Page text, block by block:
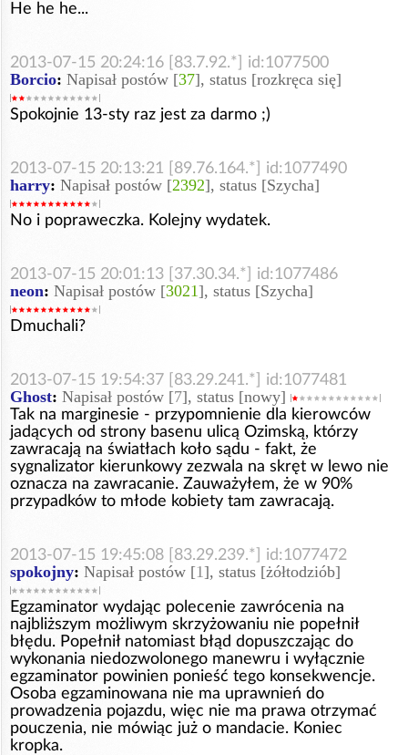
He he he...
2013-07-15 20:24:16 [83.7.92.*] id:1077500
Borcio: Napisał postów [37], status [rozkręca się]
Spokojnie 13-sty raz jest za darmo ;)
2013-07-15 20:13:21 [89.76.164.*] id:1077490
harry: Napisał postów [2392], status [Szycha]
No i popraweczka. Kolejny wydatek.
2013-07-15 20:01:13 [37.30.34.*] id:1077486
neon: Napisał postów [3021], status [Szycha]
Dmuchali?
2013-07-15 19:54:37 [83.29.241.*] id:1077481
Ghost: Napisał postów [7], status [nowy]
Tak na marginesie - przypomnienie dla kierowców
jadących od strony basenu ulicą Ozimską, którzy
zawracają na światłach koło sądu - fakt, że
sygnalizator kierunkowy zezwala na skręt w lewo nie
oznacza na zawracanie. Zauważyłem, że w 90%
przypadków to młode kobiety tam zawracają.
2013-07-15 19:45:08 [83.29.239.*] id:1077472
spokojny: Napisał postów [1], status [żółtodziób]
Egzaminator wydając polecenie zawrócenia na
najbliższym możliwym skrzyżowaniu nie popełnił
błędu. Popełnił natomiast błąd dopuszczając do
wykonania niedozwolonego manewru i wyłącznie
egzaminator powinien ponieść tego konsekwencje.
Osoba egzaminowana nie ma uprawnień do
prowadzenia pojazdu, więc nie ma prawa otrzymać
pouczenia, nie mówiąc już o mandacie. Koniec
kropka.